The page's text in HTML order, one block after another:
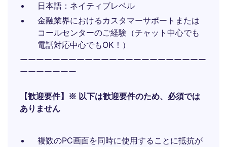
日本語：ネイティブレベル
金融業界におけるカスタマーサポートまたは
コールセンターのご経験（チャット中心でも
電話対応中心でもOK！）
ーーーーーーーーーーーーーーーーーーーーーーー
ーーーーーーー
【歓迎要件】※ 以下は歓迎要件のため、必須では
ありません
複数のPC画面を同時に使用することに抵抗が